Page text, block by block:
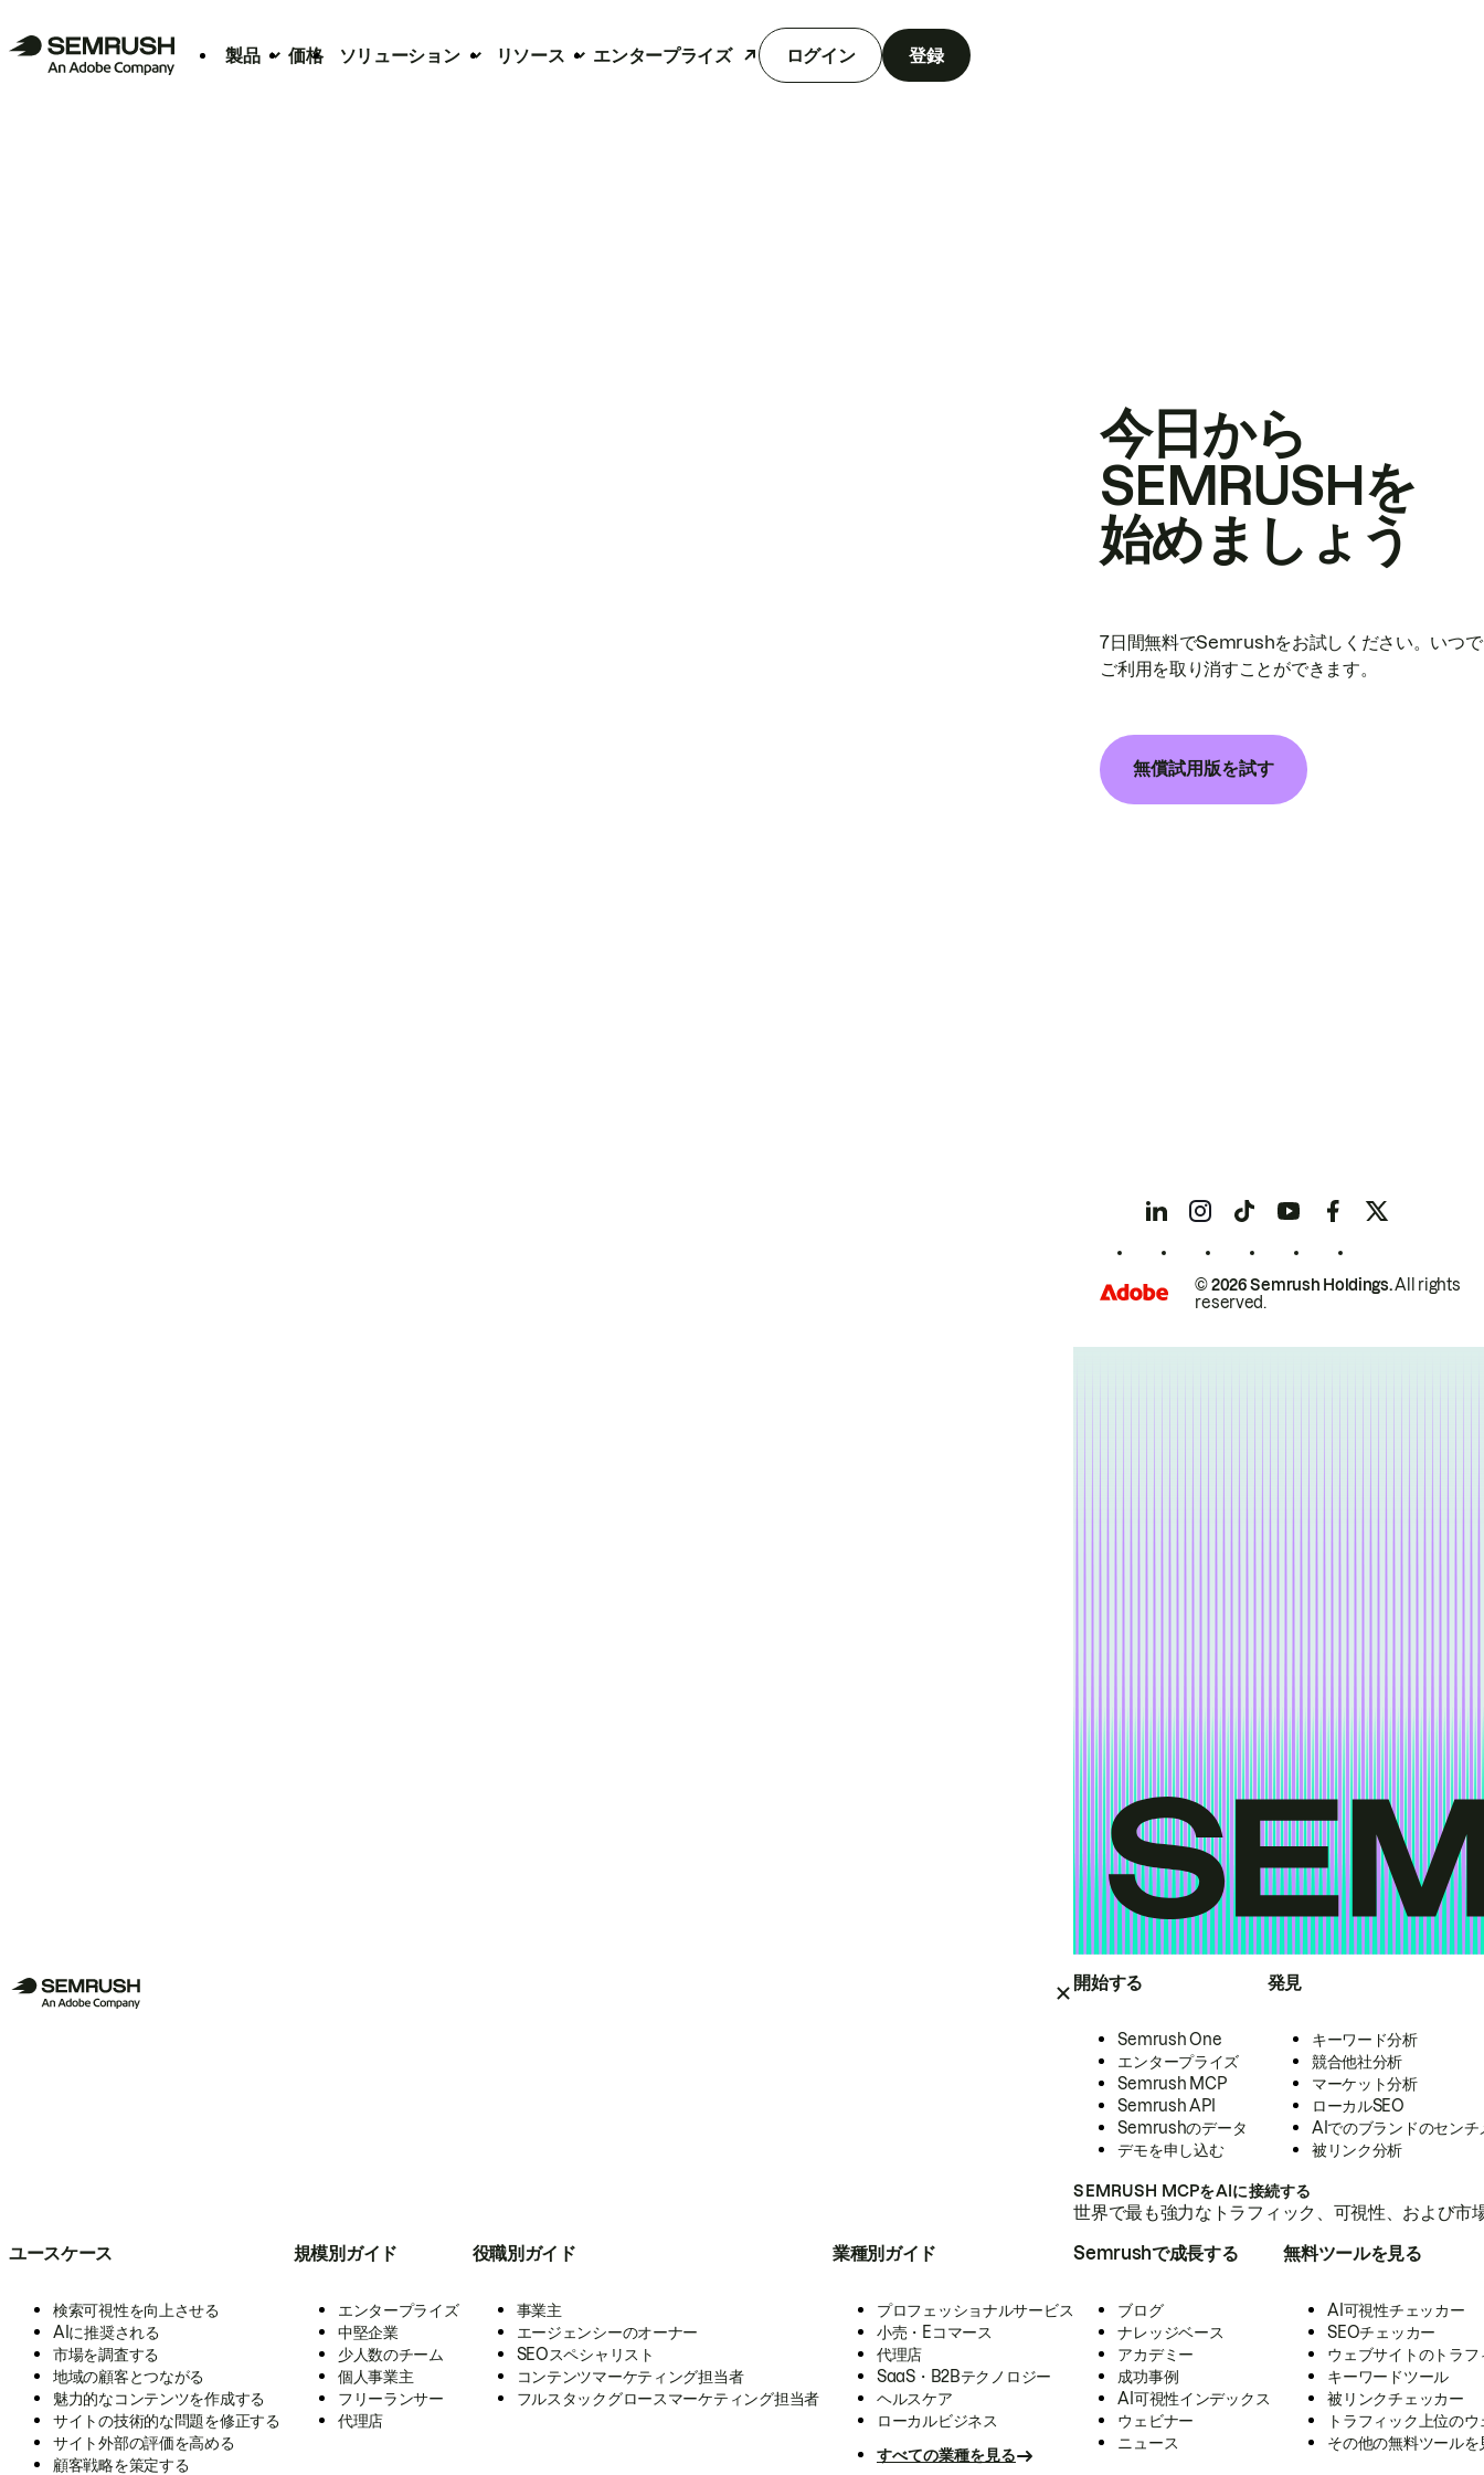
製品 価格 ソリューション リソース エンタープライズ ログイン 登録
開始する
Semrush One
エンタープライズ
Semrush MCP
Semrush API
Semrushのデータ
デモを申し込む
発見
キーワード分析
競合他社分析
マーケット分析
ローカルSEO
AIでのブランドのセンチ
被リンク分析
SEMRUSH MCPをAIに接続する
世界で最も強力なトラフィック、可視性、および
ユースケース
検索可視性を向上させる
AIに推奨される
市場を調査する
地域の顧客とつながる
魅力的なコンテンツを作成する
サイトの技術的な問題を修正する
サイト外部の評価を高める
顧客戦略を策定する
規模別ガイド
エンタープライズ
中堅企業
少人数のチーム
個人事業主
フリーランサー
代理店
役職別ガイド
事業主
エージェンシーのオーナー
SEOスペシャリスト
コンテンツマーケティング担当者
フルスタックグロースマーケティング担当者
業種別ガイド
プロフェッショナルサービス
小売・Eコマース
代理店
SaaS・B2Bテクノロジー
ヘルスケア
ローカルビジネス
すべての業種を見る
Semrushで成長する
ブログ
ナレッジベース
アカデミー
成功事例
AI可視性インデックス
ウェビナー
ニュース
無料ツールを見る
AI可視性チェッカー
SEOチェッカー
ウェブサイトのトラ
キーワードツール
被リンクチェッカー
トラフィック上位の
その他の無料ツールを
今日から
SEMRUSHを
始めましょう
7日間無料でSemrushをお試しください。いつ
ご利用を取り消すことができます。
無償試用版を試す
© 2026 Semrush Holdings.All rights
reserved.